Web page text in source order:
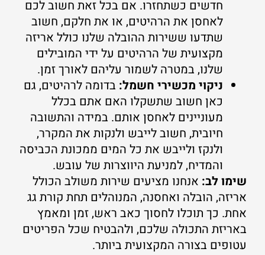
חדשים כשתחזרו. אם בכל זאת חשוב לכם
לאחסן את הרהיטים, או את חלקם, חשוב
שתדעו ששירות ההובלה שלנו כולל אריזה
מקצועית של הרהיטים על ידי המובילים
שלנו, במטרה לשמור עליהם לאורך זמן.
ניקוי מכשירי חשמל: בדומה לרהיטים, גם
כאן חשוב שתשקלו האם אתם בכלל
מעוניינים לאחסן אותם. במידה והתשובה
חיובית, חשוב לייבש ולנקות את המקרר,
ולנקז ולייבש את כל המים ממכונת הכביסה
והמדיח, למניעת היווצרות של עובש.
שימו לב: אנחנו מציעים שירות משולב הכולל
אריזה, הובלה ואחסנה, המנוהלים תחת קורת גג
אחת. כך תוכלו לחסוך כאב ראש, זמן ומאמץ
באריזת התכולה שלכם, ולהבטיח שכל הפריטים
עטופים בצורה המקצועית ביותר.